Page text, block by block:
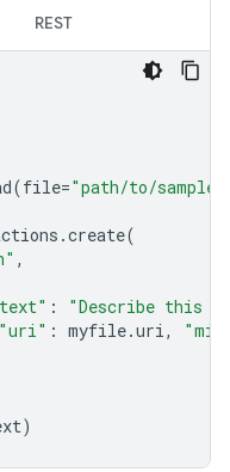
REST
(file="path/to/
.create(
,
:
"Describe this
"uri" : myfile.uri,
)